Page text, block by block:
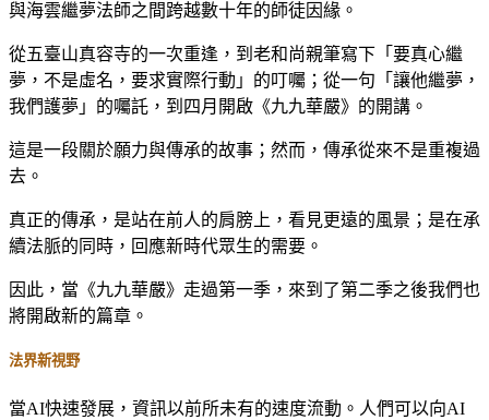
與海雲繼夢法師之間跨越數十年的師徒因緣。
從五臺山真容寺的一次重逢，到老和尚親筆寫下「要真心繼
夢，不是虛名，要求實際行動」的叮囑；從一句「讓他繼夢，
我們護夢」的囑託，到四月開啟《九九華嚴》的開講。
這是一段關於願力與傳承的故事；然而，傳承從來不是重複過
去。
真正的傳承，是站在前人的肩膀上，看見更遠的風景；是在承
續法脈的同時，回應新時代眾生的需要。
因此，當《九九華嚴》走過第一季，來到了第二季之後我們也
將開啟新的篇章。
法界新視野
當AI快速發展，資訊以前所未有的速度流動。人們可以向AI